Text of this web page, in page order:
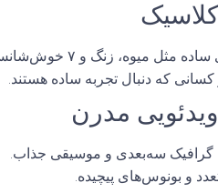
مثل میوه، زنگ و ۷ خوش‌شانس.
که دنبال تجربه ساده هستند.
گرافیک سه‌بعدی و موسیقی جذاب.
و بونوس‌های پیچیده.